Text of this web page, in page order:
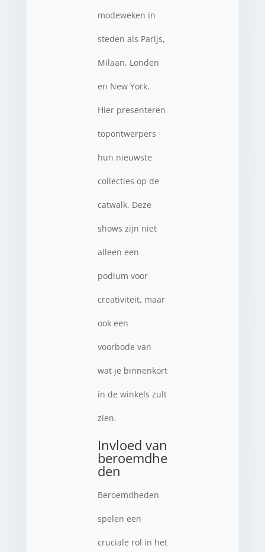
modeweken in
steden als Parijs,
Milaan, Londen
en New York.
Hier presenteren
topontwerpers
hun nieuwste
collecties op de
catwalk. Deze
shows zijn niet
alleen een
podium voor
creativiteit, maar
ook een
voorbode van
wat je binnenkort
in de winkels zult
zien.
Invloed van
beroemdhe
den
Beroemdheden
spelen een
cruciale rol in het